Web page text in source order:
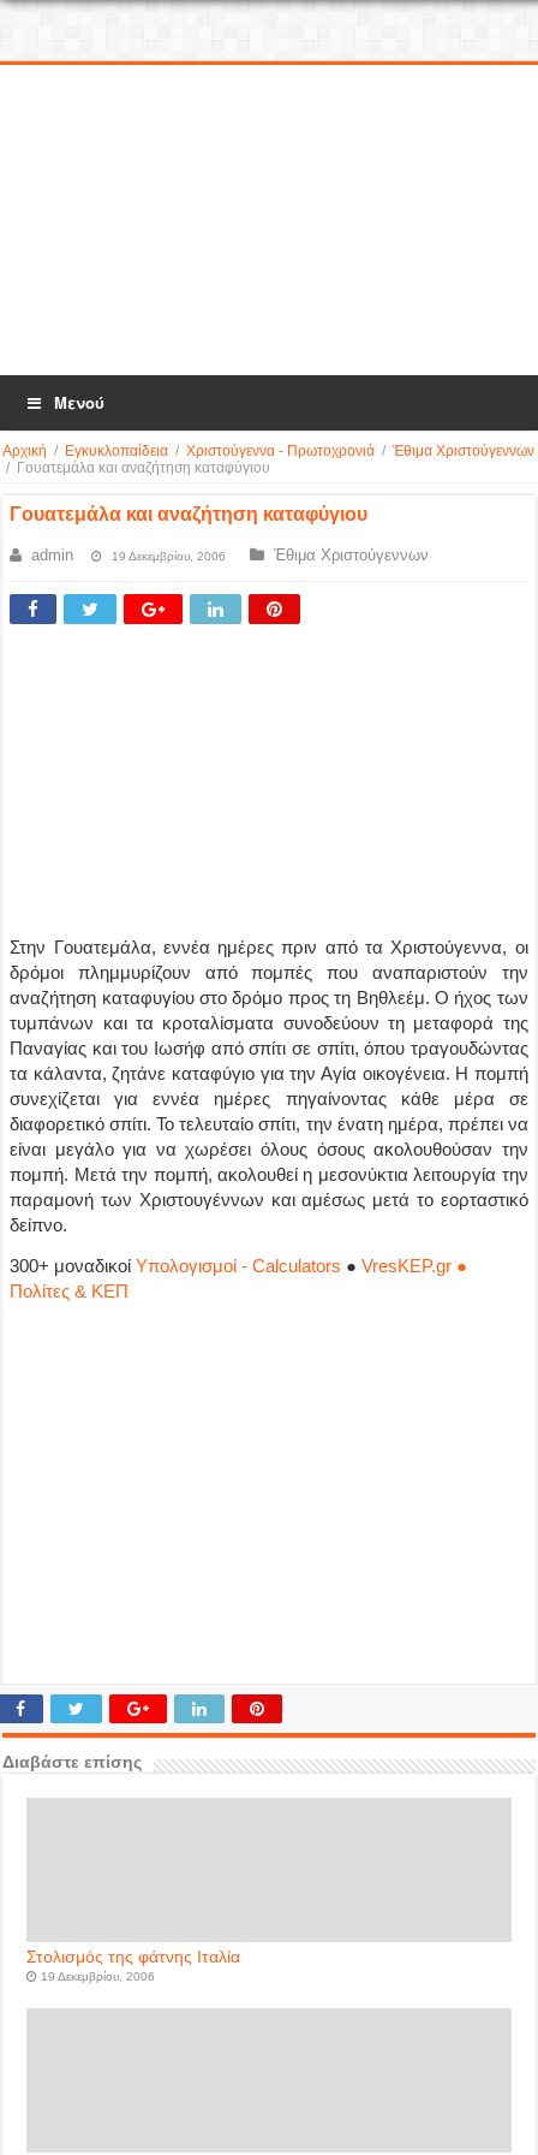
Μενού
Αρχική / Εγκυκλοπαίδεια / Χριστούγεννα - Πρωτοχρονιά / Έθιμα Χριστούγεννων
/ Γουατεμάλα και αναζήτηση καταφύγιου
Γουατεμάλα και αναζήτηση καταφύγιου
admin 19 Δεκεμβρίου, 2006 Έθιμα Χριστούγεννων
Στην Γουατεμάλα, εννέα ημέρες πριν από τα Χριστούγεννα, οι
δρόμοι πλημμυρίζουν από πομπές που αναπαριστούν την
αναζήτηση καταφυγίου στο δρόμο προς τη Βηθλεέμ. Ο ήχος των
τυμπάνων και τα κροταλίσματα συνοδεύουν τη μεταφορά της
Παναγίας και του Ιωσήφ από σπίτι σε σπίτι, όπου τραγουδώντας
τα κάλαντα, ζητάνε καταφύγιο για την Αγία οικογένεια. Η πομπή
συνεχίζεται για εννέα ημέρες πηγαίνοντας κάθε μέρα σε
διαφορετικό σπίτι. Το τελευταίο σπίτι, την ένατη ημέρα, πρέπει να
είναι μεγάλο για να χωρέσει όλους όσους ακολουθούσαν την
πομπή. Μετά την πομπή, ακολουθεί η μεσονύκτια λειτουργία την
παραμονή των Χριστουγέννων και αμέσως μετά το εορταστικό
δείπνο.
300+ μοναδικοίΥπολογισμοί - Calculators ●VresKEP.gr ●
Πολίτες & ΚΕΠ
Διαβάστε επίσης
Στολισμός της φάτνης Ιταλία
19 Δεκεμβρίου, 2006